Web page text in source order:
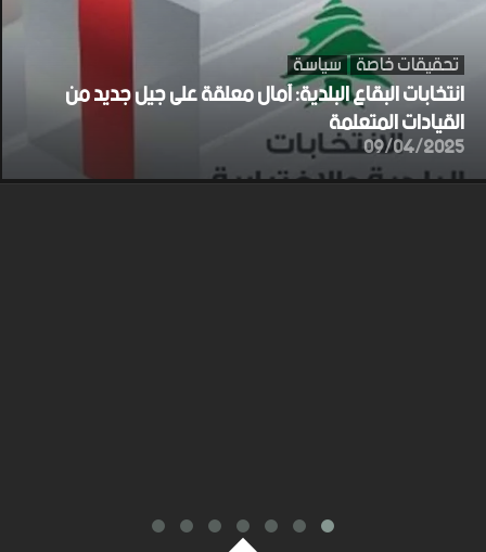
تحقيقات خاصة سياسة
انتخابات البقاع البلدية: آمال معلقة على جيل جديد من
القيادات المتعلمة
09/04/2025